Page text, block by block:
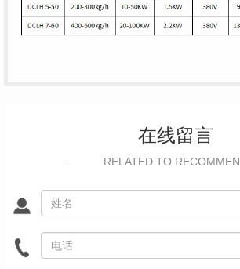
在线留言
RELATED TO